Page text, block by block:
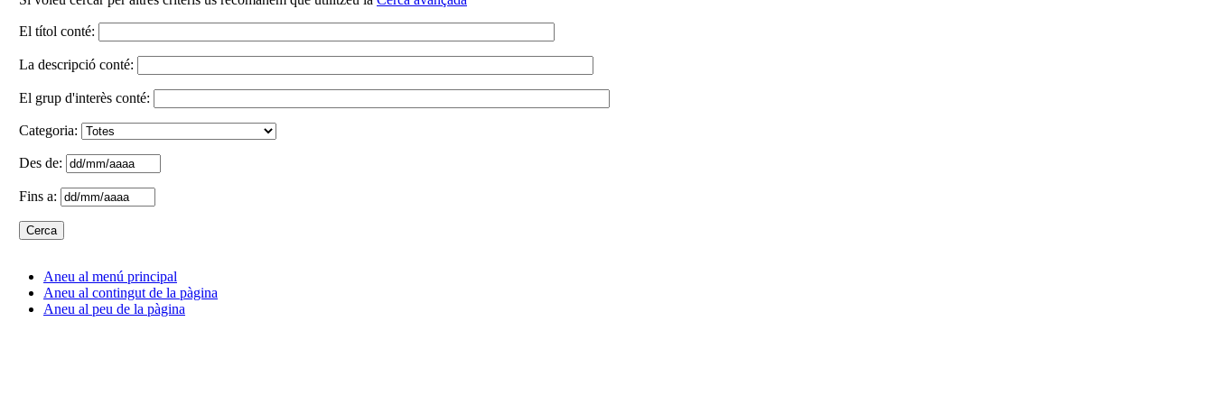
El títol conté:
La descripció conté:
El grup d'interès conté:
Categoria:
Des de:
Fins a:
Aneu al menú principal
Aneu al contingut de la pàgina
Aneu al peu de la pàgina